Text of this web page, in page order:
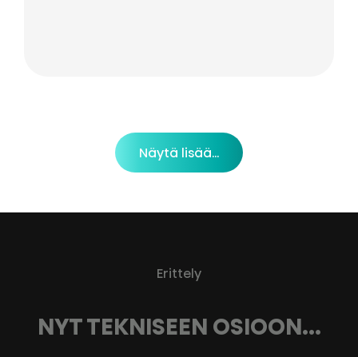
Näytä lisää...
Erittely
NYT TEKNISEEN OSIOON...